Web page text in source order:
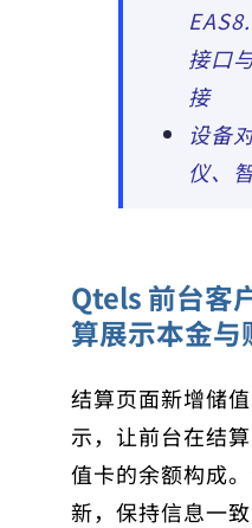
接口
接
设备
仪、
Qtels 前台客
算展示本金与
结算页面新增储
示，让前台在结
值卡的余额构成
新，保持信息一致